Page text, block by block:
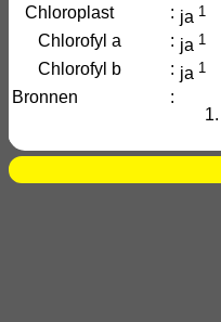
Chloroplast : ja 1
Chlorofyl a : ja 1
Chlorofyl b : ja 1
Bronnen
: